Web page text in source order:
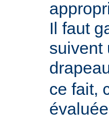
Il faut
suivent
ce fait,